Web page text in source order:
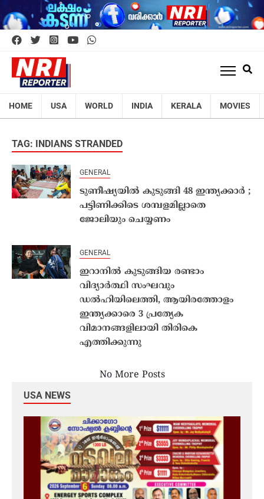
HOME USA WORLD INDIA KERALA MOVIES
TAG: INDIANS STRANDED
GENERAL
ടുണീഷ്യയില്‍ കുടുങ്ങി 48 ഇന്ത്യക്കാര്‍ ;
പട്ടിണിക്കിടെ ശമ്പളമില്ലാതെ
ജോലിയും ചെയ്യണം
GENERAL
ഇറാനില്‍ കുടുങ്ങിയ രണ്ടാം
വിദ്യാര്‍ത്ഥി സംഘവും
ഡല്‍ഹിയിലെത്തി, ആയിരത്തോളം
ഇന്ത്യക്കാരെ 3 പ്രത്യേക
വിമാനങ്ങളിലായി തിരികെ
എത്തിക്കുന്നു
No More Posts
USA NEWS